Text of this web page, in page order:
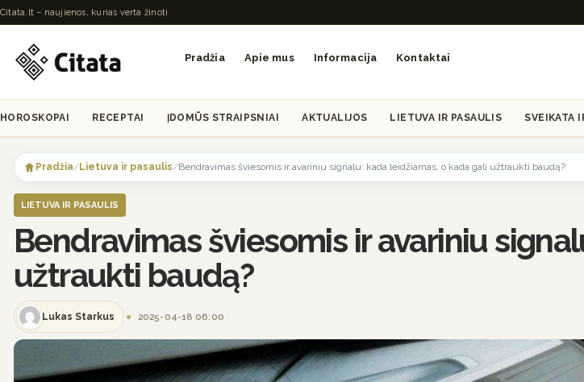
Citata.lt – naujienos, kurias verta žinoti
Pradžia Apie mus Informacija Kontaktai
HOROSKOPAI RECEPTAI ĮDOMŪS STRAIPSNIAI AKTUALIJOS LIETUVA IR PASAULIS SVEIKATA
Pradžia/Lietuva ir pasaulis/Bendravimas šviesomis ir avariniu signalu: kada leidžiamas, o kada gali užtraukti baudą?
LIETUVA IR PASAULIS
Bendravimas šviesomis ir avariniu
užtraukti baudą?
Lukas Starkus 2025-04-18 06:00